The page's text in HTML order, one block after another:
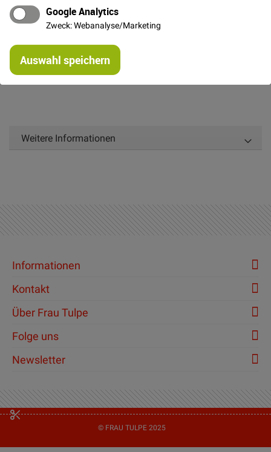
Google Analytics
Zweck: Webanalyse/Marketing
Auswahl speichern
Details
nahtverdeckter Reißverschluss, nicht teilbar, 62cm
Weitere Informationen
Informationen
Kontakt
Über Frau Tulpe
Folge uns
Newsletter
© FRAU TULPE 2025